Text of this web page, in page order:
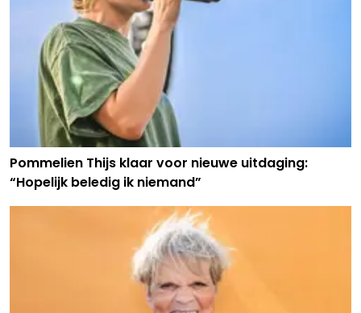
Pommelien Thijs klaar voor nieuwe uitdaging:
“Hopelijk beledig ik niemand”